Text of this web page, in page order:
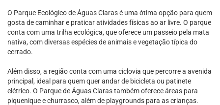
O Parque Ecológico de Águas Claras é uma ótima opção para quem
gosta de caminhar e praticar atividades físicas ao ar livre. O parque
conta com uma trilha ecológica, que oferece um passeio pela mata
nativa, com diversas espécies de animais e vegetação típica do
cerrado.
Além disso, a região conta com uma ciclovia que percorre a avenida
principal, ideal para quem quer andar de bicicleta ou patinete
elétrico. O Parque de Águas Claras também oferece áreas para
piquenique e churrasco, além de playgrounds para as crianças.